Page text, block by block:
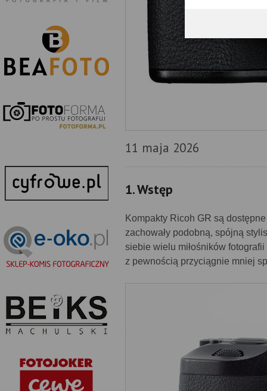
11 maja 2026
1. Wstęp
Kompakty Ricoh GR są
zachowały podobną, spójną
siebie wielu miłośników
z pewnością przyciągnie mniej